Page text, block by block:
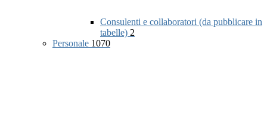
Consulenti e collaboratori (da pubblicare in
tabelle) 2
Personale 1070